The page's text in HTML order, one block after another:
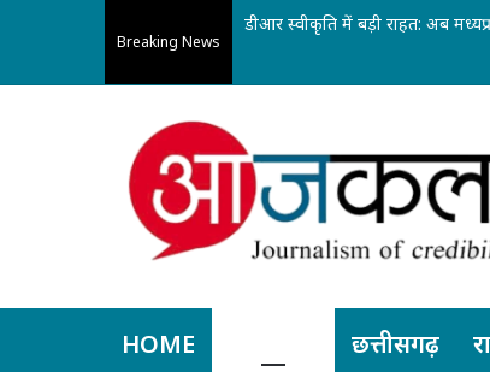
Breaking News
डीआर स्वीकृति में बड़ी राहत: अब
HOME छत्तीसगढ़